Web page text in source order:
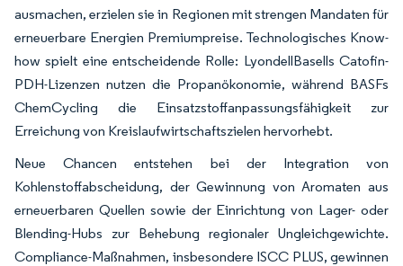
ausmachen, erzielen sie in Regionen mit strengen Mandaten für
erneuerbare Energien Premiumpreise. Technologisches Know-
how spielt eine entscheidende Rolle: LyondellBasells Catofin-
PDH-Lizenzen nutzen die Propanökonomie, während BASFs
ChemCycling die Einsatzstoffanpassungsfähigkeit zur
Erreichung von Kreislaufwirtschaftszielen hervorhebt.
Neue Chancen entstehen bei der Integration von
Kohlenstoffabscheidung, der Gewinnung von Aromaten aus
erneuerbaren Quellen sowie der Einrichtung von Lager- oder
Blending-Hubs zur Behebung regionaler Ungleichgewichte.
Compliance-Maßnahmen, insbesondere ISCC PLUS, gewinnen